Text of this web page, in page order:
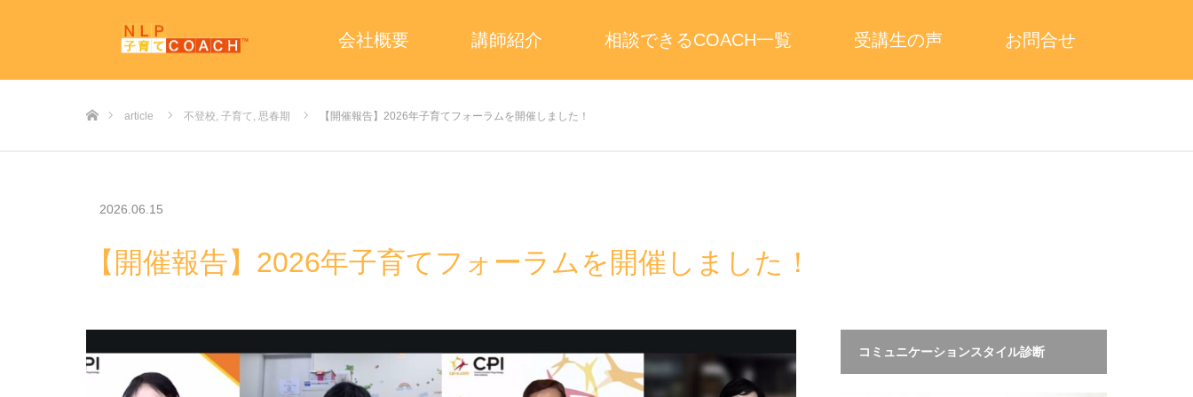
会社概要 講師紹介 相談できるCOACH一覧 受講生の声 お問合せ
article 不登校, 子育て, 思春期 【開催報告】2026年子育てフォーラムを開催しました！
2026.06.15
【開催報告】2026年子育てフォーラムを開催しました！
コミュニケーションスタイル診断